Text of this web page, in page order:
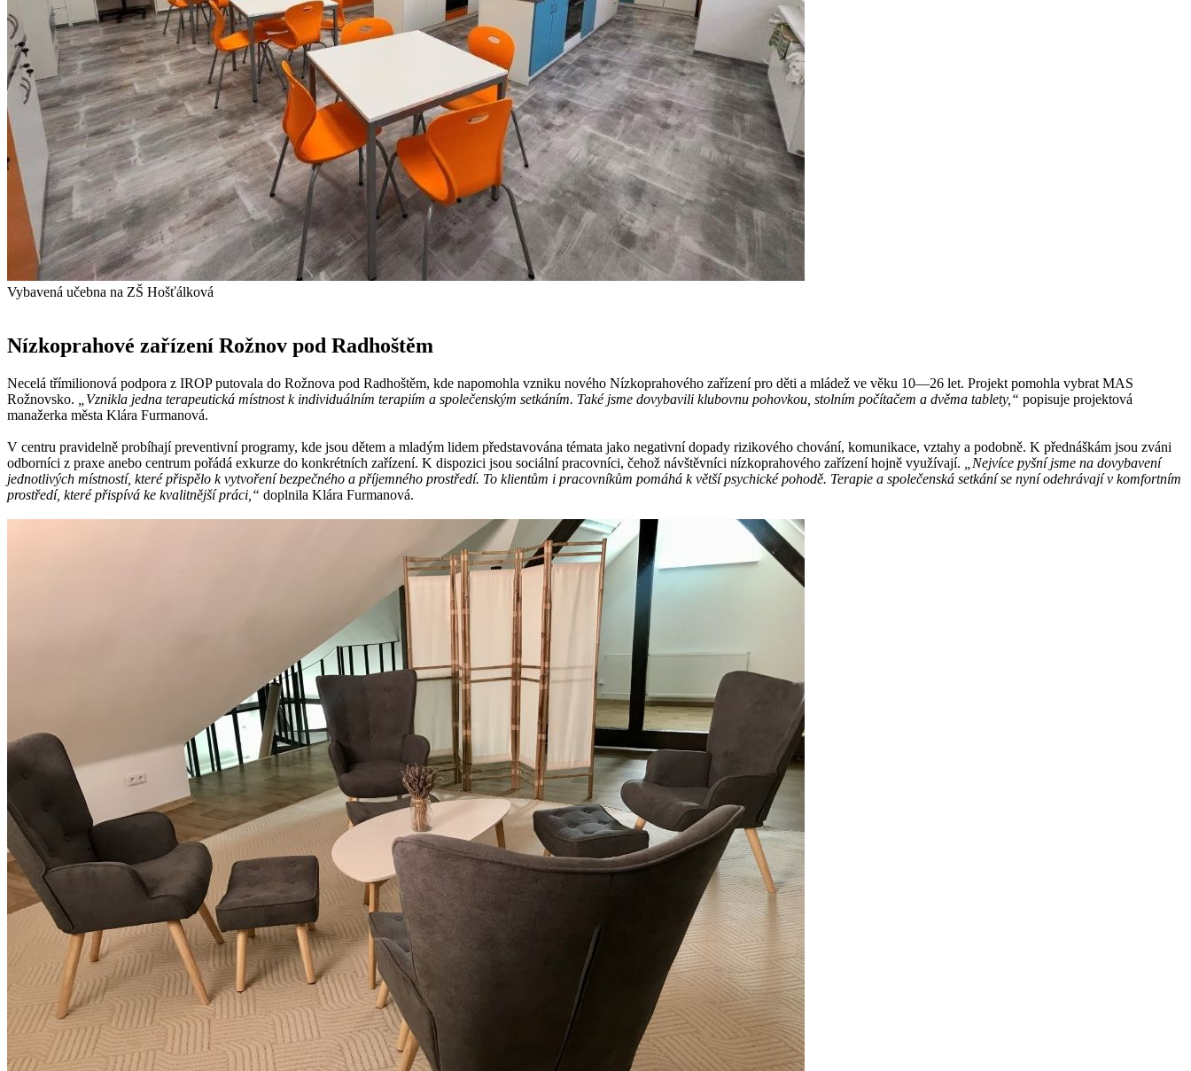
Vybavená učebna na ZŠ Hošťálková
Nízkoprahové zařízení Rožnov pod Radhoštěm
Necelá třímilionová podpora z IROP putovala do Rožnova pod Radhoštěm, kde napomohla vzniku nového Nízkoprahového zařízení pro děti a mládež ve věku 10—26 let. Projekt pomohla vybrat MAS
Rožnovsko.
„Vznikla jedna terapeutická místnost k individuálním terapiím a společenským setkáním. Také jsme dovybavili klubovnu pohovkou, stolním počítačem a dvěma tablety,“ popisuje projektová
manažerka města Klára Furmanová.
V centru pravidelně probíhají preventivní programy, kde jsou dětem a mladým lidem představována témata jako negativní dopady rizikového chování, komunikace, vztahy a podobně. K přednáškám jsou zváni
odborníci z praxe anebo centrum pořádá exkurze do konkrétních zařízení. K dispozici jsou sociální pracovníci, čehož návštěvníci nízkoprahového zařízení hojně využívají.
„Nejvíce pyšní jsme na dovybavení
jednotlivých místností, které přispělo k vytvoření bezpečného a příjemného prostředí. To klientům i pracovníkům pomáhá k větší psychické pohodě. Terapie a společenská setkání se nyní odehrávají v komfortním
prostředí, které přispívá ke kvalitnější práci,“ doplnila Klára Furmanová.